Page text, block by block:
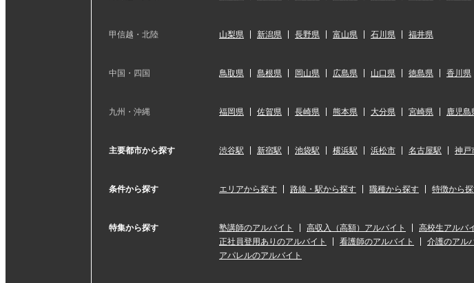
甲信越・北陸 山梨県 新潟県 長野県 富山県 石川県 福井県
中国・四国 鳥取県 島根県 岡山県 広島県 山口県 徳島県 香川県
九州・沖縄 福岡県 佐賀県 長崎県 熊本県 大分県 宮崎県 鹿児島
主要都市から探す 渋谷駅 新宿駅 池袋駅 横浜駅 浜松市 名古屋駅 神戸
条件から探す エリアから探す 路線・駅から探す 職種から探す 特徴から
特集から探す 塾講師のアルバイト 高収入（高額）アルバイト 高校生アルバ
正社員登用ありのアルバイト
看護師のアルバイト 介護のアル
アパレルのアルバイト